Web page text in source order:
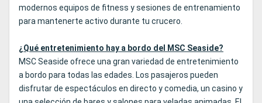
modernos equipos de fitness y sesiones de entrenamiento
para mantenerte activo durante tu crucero.
¿Qué entretenimiento hay a bordo del MSC Seaside?
MSC Seaside ofrece una gran variedad de entretenimiento
a bordo para todas las edades. Los pasajeros pueden
disfrutar de espectáculos en directo y comedia, un casino y